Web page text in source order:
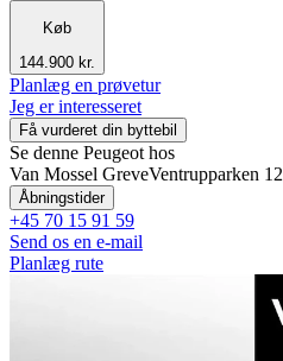
Køb
144.900 kr.
Planlæg en prøvetur
Jeg er interesseret
Få vurderet din byttebil
Se denne Peugeot hos
Van Mossel GreveVentrupparken 12
Åbningstider
+45 70 15 91 59
Send os en e-mail
Planlæg rute